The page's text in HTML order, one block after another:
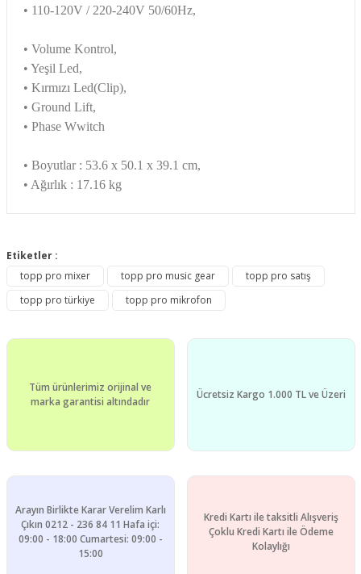
• 110-120V / 220-240V 50/60Hz,
• Volume Kontrol,
• Yeşil Led,
• Kırmızı Led(Clip),
• Ground Lift,
• Phase Wwitch
• Boyutlar : 53.6 x 50.1 x 39.1 cm,
• Ağırlık : 17.16 kg
konularda yetersiz gördüğünüz noktaları öneri formunu
Görüş ve önerileriniz için teşekkür ederiz.
Ürün açıklamasında eksik bilgiler bulunuyor.
Ürün fiyatı diğer sitelerden daha pahalı.
Etiketler :
topp pro mixer
topp pro music gear
topp pro satış
topp pro türkiye
topp pro mikrofon
Tüm ürünlerimiz orijinal ve
marka garantisi altındadır
Ücretsiz Kargo 1.000 TL ve Üzeri
Arayın Birlikte Karar Verelim Karlı
Çıkın 0212 - 236 84 11 Hafa içi:
09:00 - 18:00 Cumartesi: 09:00 -
15:00
Kredi Kartı ile taksitli Alışveriş
Çoklu Kredi Kartı ile Ödeme
Kolaylığı